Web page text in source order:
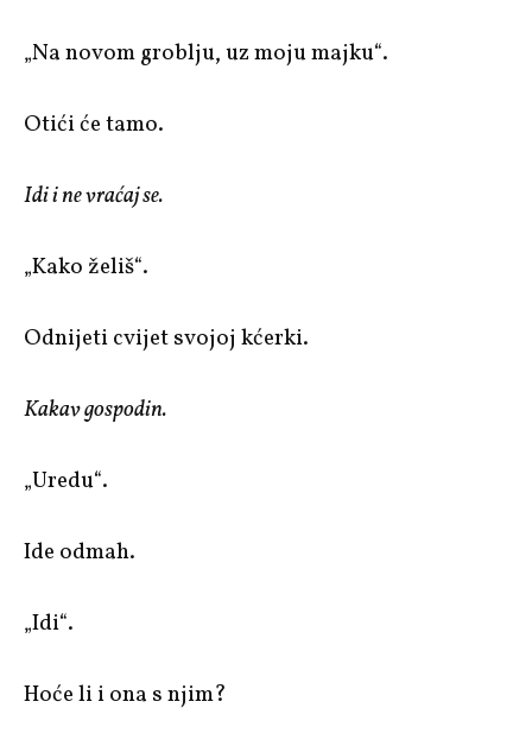
„Na novom groblju, uz moju majku“.
Otići će tamo.
Idi i ne vraćaj se.
„Kako želiš“.
Odnijeti cvijet svojoj kćerki.
Kakav gospodin.
„Uredu“.
Ide odmah.
„Idi“.
Hoće li i ona s njim?